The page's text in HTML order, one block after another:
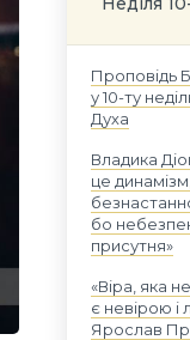
Проповідь
у 10-ту
Духа
Владика
це
бо
присутня»
«Віра, яка
є невірою і
Ярослав